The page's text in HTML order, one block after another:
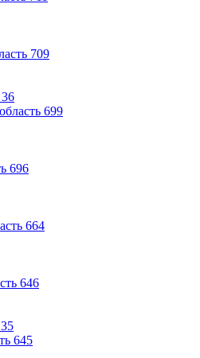
709
36
699
696
664
646
35
645